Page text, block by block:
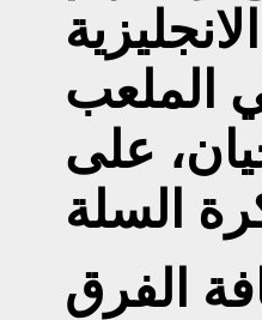
الملعب
على
الفرق